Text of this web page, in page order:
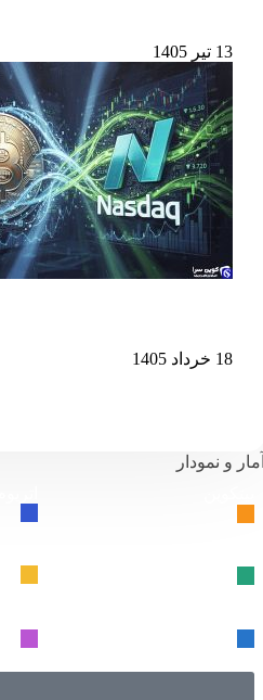
13 تیر 1405
18 خرداد 1405
آمار و نمودار